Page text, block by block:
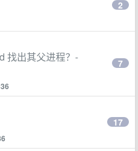
2
找出其父进程？-
7
17